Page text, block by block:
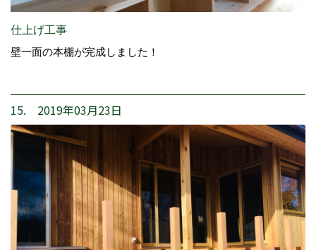
仕上げ工事
壁一面の本棚が完成しました！
15. 2019年03月23日